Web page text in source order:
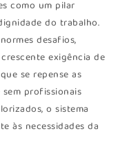
como um pilar
do trabalho.
desafios,
exigência de
se repense as
profissionais
o sistema
às necessidades da